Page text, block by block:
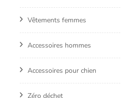
Vêtements femmes
Accessoires hommes
Accessoires pour chien
Zéro déchet